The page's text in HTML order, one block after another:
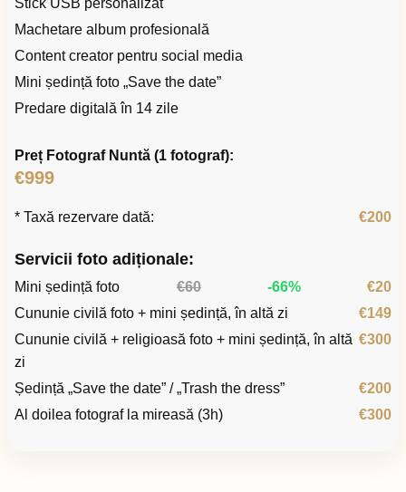
Stick USB personalizat
Machetare album profesională
Content creator pentru social media
Mini ședință foto „Save the date”
Predare digitală în 14 zile
Preț Fotograf Nuntă (1 fotograf):
€999
* Taxă rezervare dată: €200
Servicii foto adiționale:
Mini ședință foto €60 -66%
€20
Cununie civilă foto + mini ședință, în altă zi
€149
Cununie civilă + religioasă foto + mini ședință, în altă
zi
€300
Ședință „Save the date” / „Trash the dress”
€200
Al doilea fotograf la mireasă (3h)
€300